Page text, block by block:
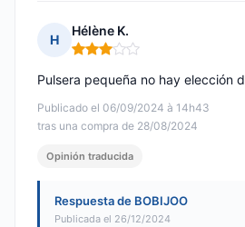
H
Hélène K.
Nota: 3 de 5
Publicado el 06/09/2024 à 14h43
tras una compra de 28/08/2024
Pulsera pequeña no hay elección
Opinión traducida
Respuesta de BOBIJOO
Publicada el 26/12/2024